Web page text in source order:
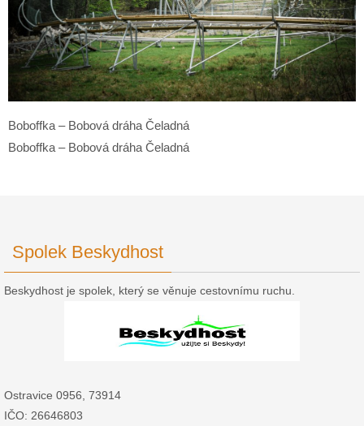
Boboffka – Bobová dráha Čeladná
Boboffka – Bobová dráha Čeladná
Spolek Beskydhost
Beskydhost je spolek, který se věnuje cestovnímu ruchu.
Ostravice 0956, 73914
IČO: 26646803